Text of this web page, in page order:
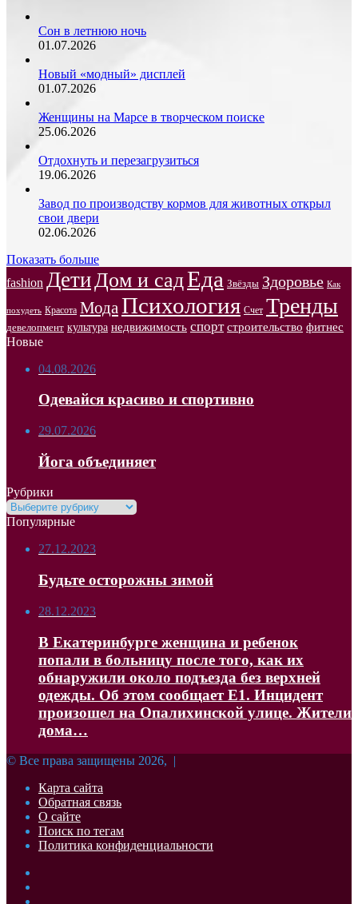
Сон в летнюю ночь
01.07.2026
Новый «модный» дисплей
01.07.2026
Женщины на Марсе в творческом поиске
25.06.2026
Отдохнуть и перезагрузиться
19.06.2026
Завод по производству кормов для животных открыл
свои двери
02.06.2026
Показать больше
fashion Дети Дом и садЕда Звёзды Здоровье Как
похудеть Красота Мода Психология Счет Тренды
девелопмент культура недвижимость спорт строительство фитнес
Новые
04.08.2026
Одевайся красиво и спортивно
29.07.2026
Йога объединяет
Рубрики
Рубрики
Популярные
27.12.2023
Будьте осторожны зимой
28.12.2023
В Екатеринбурге женщина и ребенок
попали в больницу после того, как их
обнаружили около подъезда без верхней
одежды. Об этом сообщает Е1. Инцидент
произошел на Опалихинской улице. Жители
дома…
© Все права защищены 2026, |
Карта сайта
Обратная связь
О сайте
Поиск по тегам
Политика конфиденциальности